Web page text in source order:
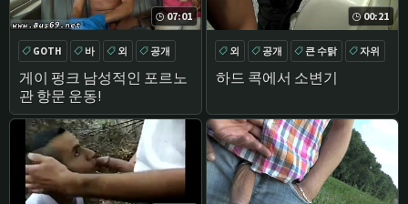
07:01
게이 펑크 남성적인 포르노
관 항문 운동!
GOTH 바 외 공개
00:21
하드 콕에서 소변기
외 공개 큰 수탉 자위